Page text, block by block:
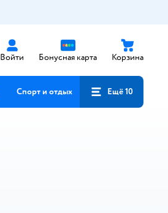
Войти Бонусная карта Корзина
Спорт и отдых Ещё 10